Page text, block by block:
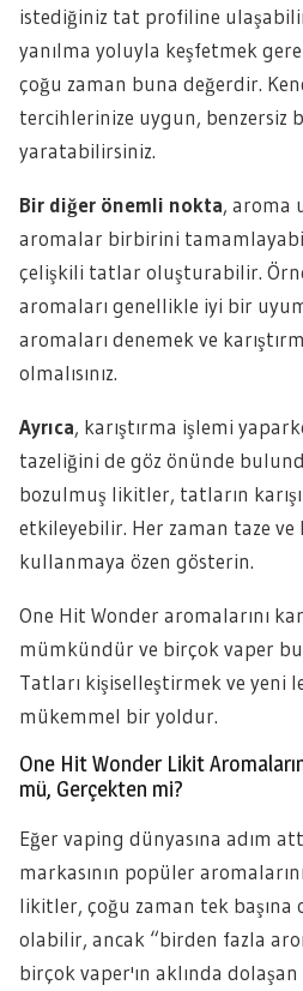
istediğiniz tat profiline
yanılma yoluyla keşfetmek
çoğu zaman buna değerdir.
tercihlerinize uygun, benzersiz
yaratabilirsiniz.
Bir diğer önemli nokta, aroma
aromalar birbirini
çelişkili tatlar oluşturabilir.
aromaları genellikle iyi bir
aromaları denemek ve
olmalısınız.
Ayrıca, karıştırma işlemi
tazeliğini de göz önünde
bozulmuş likitler, tatların
etkileyebilir. Her zaman taze
kullanmaya özen gösterin.
One Hit Wonder aromalarını
mümkündür ve birçok vaper
Tatları kişiselleştirmek ve yeni
mükemmel bir yoldur.
One Hit Wonder Likit
mü, Gerçekten mi?
Eğer vaping dünyasına adım
markasının popüler
likitler, çoğu zaman tek
olabilir, ancak “birden fazla
birçok vaper'ın aklında